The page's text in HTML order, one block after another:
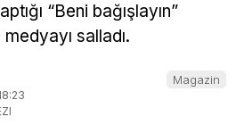
“Beni bağışlayın”
salladı.
Magazin